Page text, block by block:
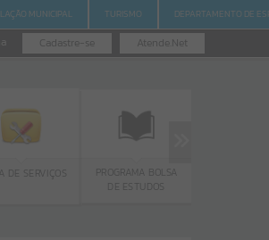
MUNICIPAL TURISMO DEPARTAMENTO DE
Atende.Net
Cadastre-se
DE SERVIÇOS
PROGRAMA BOLSA
DE ESTUDOS